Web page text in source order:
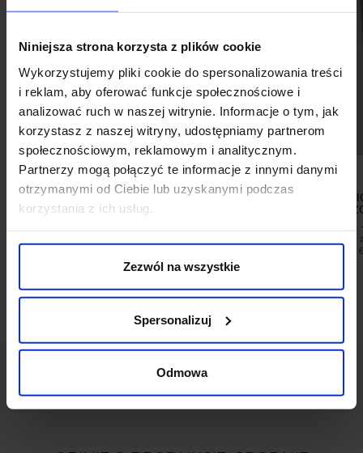
Niniejsza strona korzysta z plików cookie
Wykorzystujemy pliki cookie do spersonalizowania treści
i reklam, aby oferować funkcje społecznościowe i
analizować ruch w naszej witrynie. Informacje o tym, jak
korzystasz z naszej witryny, udostępniamy partnerom
społecznościowym, reklamowym i analitycznym.
Partnerzy mogą połączyć te informacje z innymi danymi
otrzymanymi od Ciebie lub uzyskanymi podczas
korzystania z ich usług.
Zezwól na wszystkie
Spersonalizuj
Odmowa
SPODNIE DO ZESTAWU
MELIZZANO GRAFIT SLIM FIT
SPODNIE
MALGRATE
Najniższa